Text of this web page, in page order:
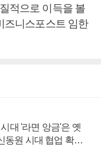
적으로 이득을 볼
즈니스포스트 임한
대 '라면 앙금'은 옛
동원 시대 협업 확대